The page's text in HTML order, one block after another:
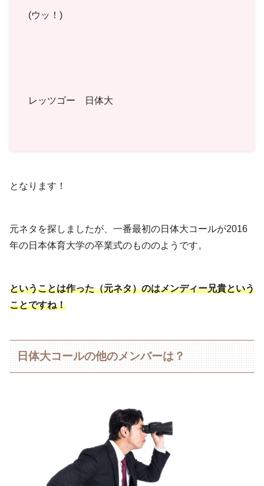
(ウッ！)
レッツゴー 日体大
となります！
元ネタを探しましたが、一番最初の日体大コールが2016
年の日本体育大学の卒業式のもののようです。
ということは作った（元ネタ）のはメンディー兄貴という
ことですね！
日体大コールの他のメンバーは？